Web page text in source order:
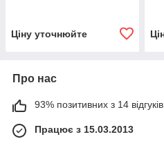
Ціну уточнюйте
Про нас
93% позитивних з 14 відгуків
Працює з 15.03.2013